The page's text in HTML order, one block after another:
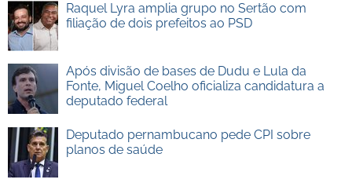
Raquel Lyra amplia grupo no Sertão com
filiação de dois prefeitos ao PSD
Após divisão de bases de Dudu e Lula da
Fonte, Miguel Coelho oficializa candidatura a
deputado federal
Deputado pernambucano pede CPI sobre
planos de saúde